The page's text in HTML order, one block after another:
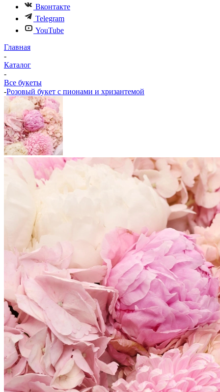
Вконтакте
Telegram
YouTube
Главная
-
Каталог
-
Все букеты
-Розовый букет с пионами и хризантемой